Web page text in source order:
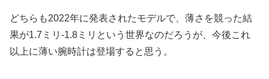
どちらも2022年に発表されたモデルで、薄さを競った結
果が1.7ミリ-1.8ミリという世界なのだろうが、今後これ
以上に薄い腕時計は登場すると思う。